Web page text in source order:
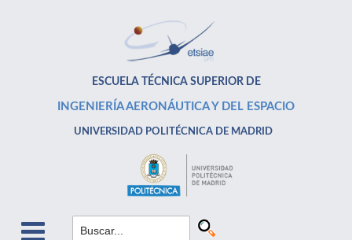
ESCUELA TÉCNICA SUPERIOR DE
INGENIERÍA AERONÁUTICA Y DEL ESPACIO
UNIVERSIDAD POLITÉCNICA DE MADRID